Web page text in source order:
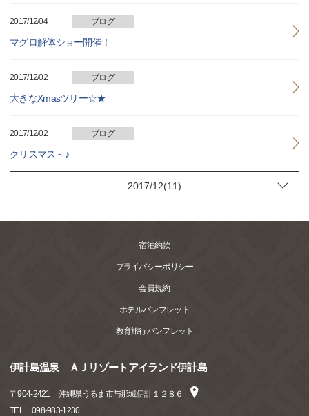
2017/12/04 ブログ
マグロ解体ショー開催！
2017/12/02 ブログ
大きなXmasツリー☆★
2017/12/02 ブログ
クリスマス～♪
宿泊約款
プライバシーポリシー
会員規約
ホテルパンフレット
教育旅行パンフレット
伊計島温泉 ＡＪリゾートアイランド伊計島
〒904-2421
沖縄県うるま市与那城伊計１２８６
TEL
098-983-1230